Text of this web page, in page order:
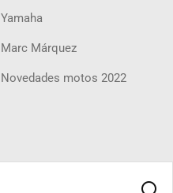
Yamaha
Marc Márquez
Novedades motos 2022